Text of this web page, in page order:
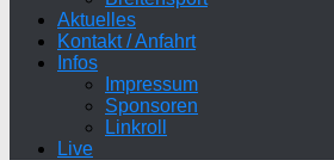
Aktuelles
Kontakt / Anfahrt
Infos
Impressum
Sponsoren
Linkroll
Live